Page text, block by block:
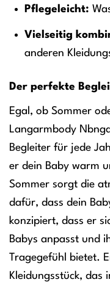
Pflegeleicht:
Vielseitig
anderen
Der perfekte
Egal, ob Sommer
Langarmbody
Begleiter für jede
er dein Baby warm
Sommer sorgt die
dafür, dass dein
konzipiert, dass er
Babys anpasst und
Tragegefühl bietet.
Kleidungsstück, das